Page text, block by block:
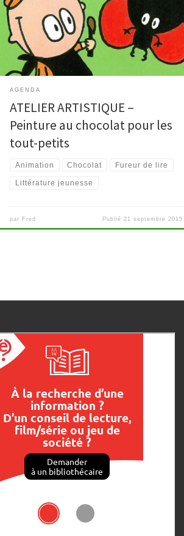
coccinelle est passionnée de musique,
particulièrement la trompette. Dommage pour elle,
car lorsque la trompette a soufflé, la petite bête a
perdu tous ses points. […]
AGENDA
ATELIER ARTISTIQUE –
Peinture au chocolat pour les
tout-petits
Animation Chocolat Fureur de lire
Littérature jeunesse
par Fred Publié 21 septembre 2015